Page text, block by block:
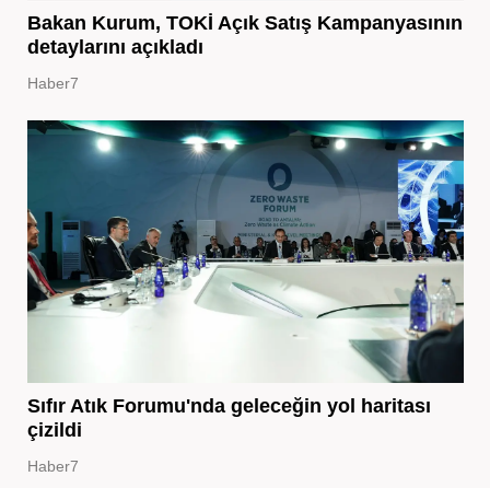
Bakan Kurum, TOKİ Açık Satış Kampanyasının
detaylarını açıkladı
Haber7
Sıfır Atık Forumu'nda geleceğin yol haritası
çizildi
Haber7